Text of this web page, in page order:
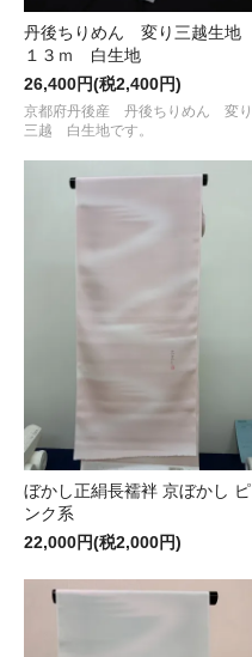
丹後ちりめん 変り三越生地
１３ｍ 白生地
26,400円(税2,400円)
京都府丹後産 丹後ちりめん 変り
三越 白生地です。
ぼかし正絹長襦袢 京ぼかし ピ
ンク系
22,000円(税2,000円)